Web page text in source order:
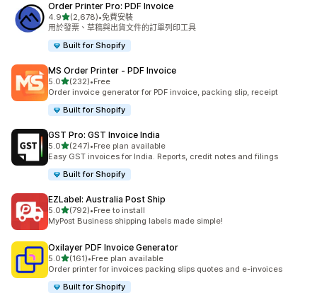
Order Printer Pro: PDF Invoice
4.9滿分 5 顆星
(2,678)
共有 2678 則評價
•免費安裝
用於發票、草稿與出貨文件的訂單列印工具
Built for Shopify
MS Order Printer ‑ PDF Invoice
5.0滿分 5 顆星
(232)
共有 232 則評價
•Free
Order invoice generator for PDF invoice, packing slip, receipt
Built for Shopify
GST Pro: GST Invoice India
5.0滿分 5 顆星
(247)
共有 247 則評價
•Free plan available
Easy GST invoices for India. Reports, credit notes and filings
Built for Shopify
EZLabel: Australia Post Ship
5.0滿分 5 顆星
(792)
共有 792 則評價
•Free to install
MyPost Business shipping labels made simple!
Oxilayer PDF Invoice Generator
5.0滿分 5 顆星
(161)
共有 161 則評價
•Free plan available
Order printer for invoices packing slips quotes and e-invoices
Built for Shopify